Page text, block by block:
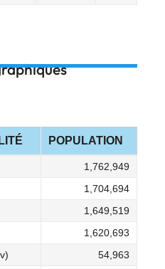
POPULATION
1,762,949
1,704,694
1,649,519
1,620,693
54,963